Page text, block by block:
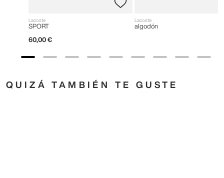
Lacoste
SPORT
60,00 €
Lacoste
algodón
QUIZÁ TAMBIÉN TE GUSTE